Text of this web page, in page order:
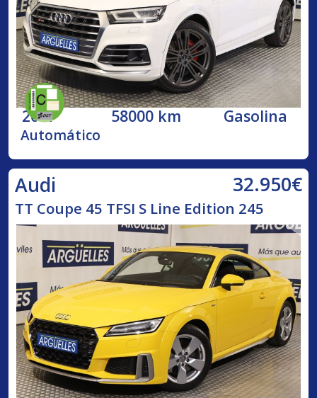
2017 58000 km Gasolina
Automático
Audi 32.950€
TT Coupe 45 TFSI S Line Edition 245